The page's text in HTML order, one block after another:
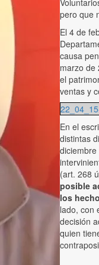
pero que
El 4 de
causa
marzo
el
ventas y
En el
distintas
(art. 268
posible
los
lado, con
decisión
quien